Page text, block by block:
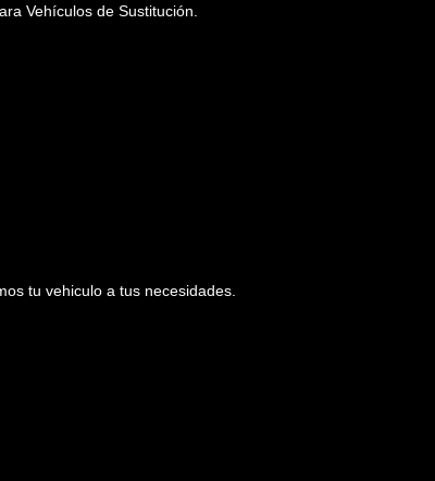
Vehículos de Sustitución.
tu vehiculo a tus necesidades.